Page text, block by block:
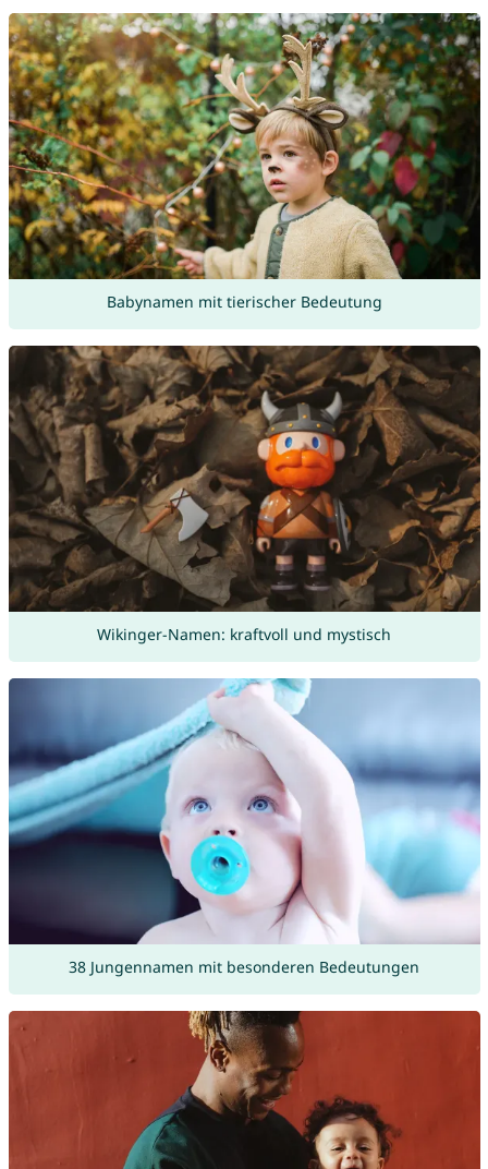
Babynamen mit tierischer Bedeutung
Wikinger-Namen: kraftvoll und mystisch
38 Jungennamen mit besonderen Bedeutungen